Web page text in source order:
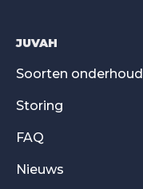
JUVAH
Soorten onderhoud
Storing
FAQ
Nieuws